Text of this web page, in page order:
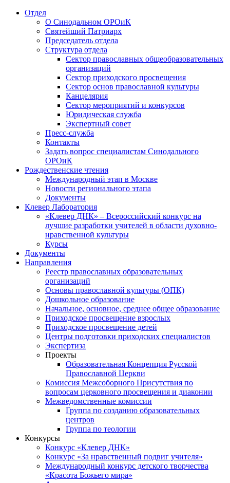
Отдел
О Синодальном ОРОиК
Святейший Патриарх
Председатель отдела
Структура отдела
Сектор православных общеобразовательных
организаций
Сектор приходского просвещения
Сектор основ православной культуры
Канцелярия
Сектор мероприятий и конкурсов
Юридическая служба
Экспертный совет
Пресс-служба
Контакты
Задать вопрос специалистам Синодального
ОРОиК
Рождественские чтения
Международный этап в Москве
Новости регионального этапа
Документы
Клевер Лаборатория
«Клевер ДНК» – Всероссийский конкурс на
лучшие разработки учителей в области духовно-
нравственной культуры
Курсы
Документы
Направления
Реестр православных образовательных
организаций
Основы православной культуры (ОПК)
Дошкольное образование
Начальное, основное, среднее общее образование
Приходское просвещение взрослых
Приходское просвещение детей
Центры подготовки приходских специалистов
Экспертиза
Проекты
Образовательная Концепция Русской
Православной Церкви
Комиссия Межсоборного Присутствия по
вопросам церковного просвещения и диаконии
Межведомственные комиссии
Группа по созданию образовательных
центров
Группа по теологии
Конкурсы
Конкурс «Клевер ДНК»
Конкурс «За нравственный подвиг учителя»
Международный конкурс детского творчества
«Красота Божьего мира»